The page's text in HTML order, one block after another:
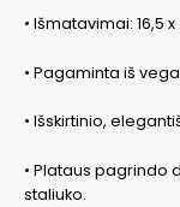
• Išmatavimai: 16,5
• Pagaminta iš
• Išskirtinio,
• Plataus pagrindo
staliuko.